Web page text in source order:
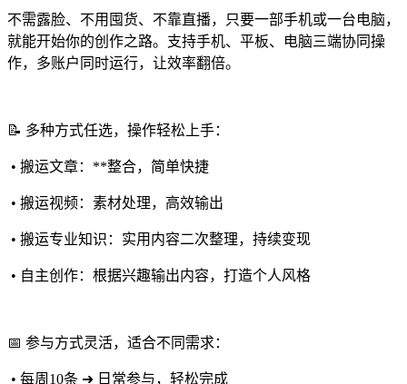
不需露脸、不用囤货、不靠直播，只要一部手机或一台电脑，
就能开始你的创作之路。支持手机、平板、电脑三端协同操
作，多账户同时运行，让效率翻倍。
📝 多种方式任选，操作轻松上手：
• 搬运文章：**整合，简单快捷
• 搬运视频：素材处理，高效输出
• 搬运专业知识：实用内容二次整理，持续变现
• 自主创作：根据兴趣输出内容，打造个人风格
📅 参与方式灵活，适合不同需求：
• 每周10条 ➜ 日常参与，轻松完成